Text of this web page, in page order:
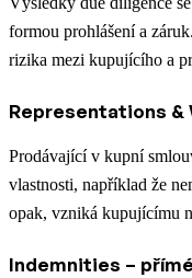
formou prohlášení a
rizika mezi kupujícího a
Representations &
Prodávající v kupní
vlastnosti, například že
opak, vzniká kupujícímu
Indemnities –